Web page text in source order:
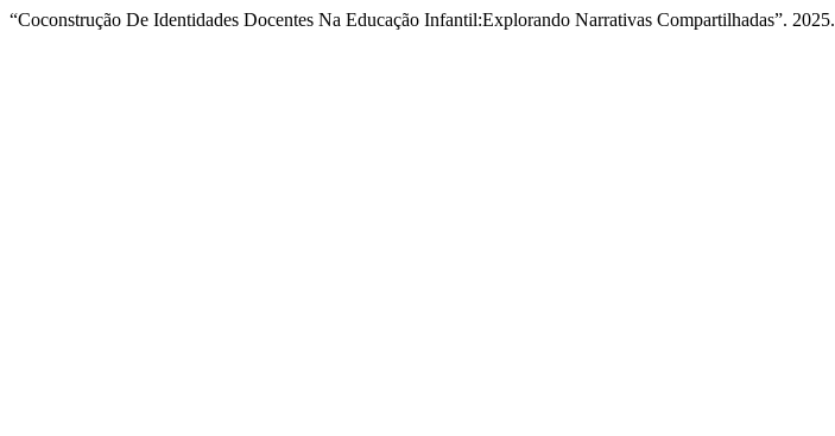
“Coconstrução De Identidades Docentes Na Educação Infantil:Explorando Narrativas Compartilhadas”. 2025.